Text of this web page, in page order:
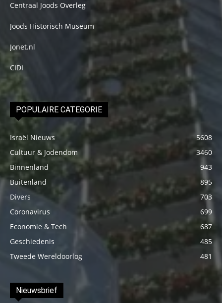
Centraal Joods Overleg
Joods Historisch Museum
Jonet.nl
CIDI
POPULAIRE CATEGORIE
Israël Nieuws
5608
Cultuur & Jodendom
3460
Binnenland
943
Buitenland
895
Divers
703
Coronavirus
699
Economie & Tech
687
Geschiedenis
485
Tweede Wereldoorlog
481
Nieuwsbrief